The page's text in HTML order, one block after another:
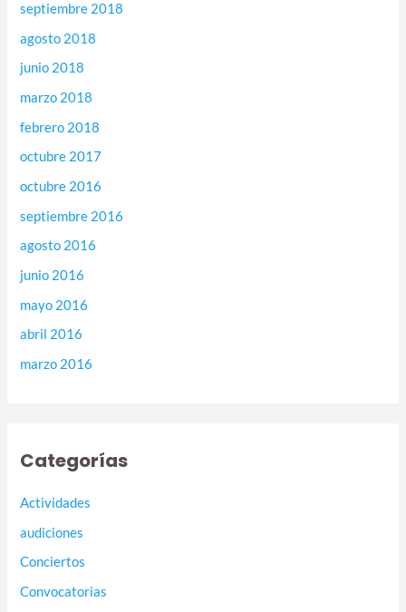
septiembre 2018
agosto 2018
junio 2018
marzo 2018
febrero 2018
octubre 2017
octubre 2016
septiembre 2016
agosto 2016
junio 2016
mayo 2016
abril 2016
marzo 2016
Categorías
Actividades
audiciones
Conciertos
Convocatorias